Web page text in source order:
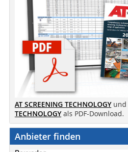
AT SCREENING TECHNOLOGY und
TECHNOLOGY als PDF-Download.
Anbieter finden